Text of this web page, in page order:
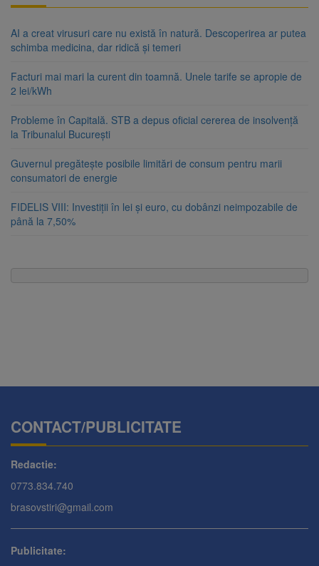
AI a creat virusuri care nu există în natură. Descoperirea ar putea
schimba medicina, dar ridică și temeri
Facturi mai mari la curent din toamnă. Unele tarife se apropie de
2 lei/kWh
Probleme în Capitală. STB a depus oficial cererea de insolvență
la Tribunalul București
Guvernul pregătește posibile limitări de consum pentru marii
consumatori de energie
FIDELIS VIII: Investiții în lei și euro, cu dobânzi neimpozabile de
până la 7,50%
CONTACT/PUBLICITATE
Redactie:
0773.834.740
brasovstiri@gmail.com
Publicitate: